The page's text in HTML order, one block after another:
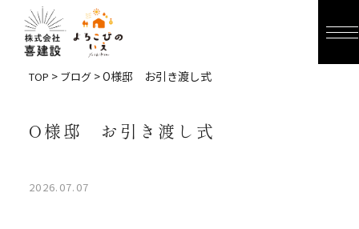
TOP > ブログ > O様邸 お引き渡し式
O様邸 お引き渡し式
2026.07.07